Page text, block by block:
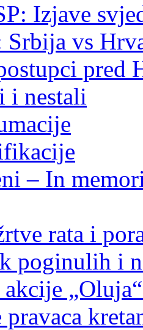
Izjave
Srbija vs
pred
i nestali
– In
rata i
poginulih i
pravaca